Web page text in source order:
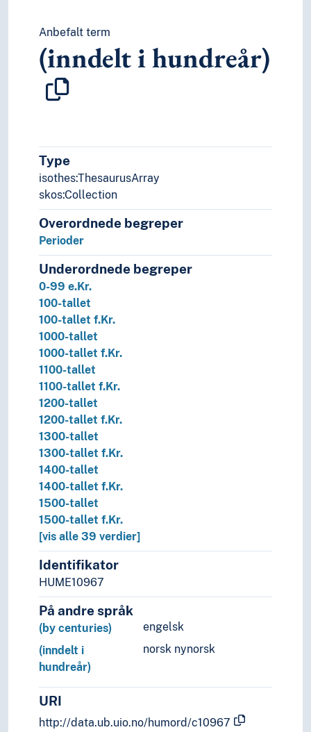
Anbefalt term
(inndelt i hundreår)
Type
isothes:ThesaurusArray
skos:Collection
Overordnede begreper
Perioder
Underordnede begreper
0-99 e.Kr.
100-tallet
100-tallet f.Kr.
1000-tallet
1000-tallet f.Kr.
1100-tallet
1100-tallet f.Kr.
1200-tallet
1200-tallet f.Kr.
1300-tallet
1300-tallet f.Kr.
1400-tallet
1400-tallet f.Kr.
1500-tallet
1500-tallet f.Kr.
[vis alle 39 verdier]
Identifikator
HUME10967
På andre språk
engelsk
(by centuries)
norsk nynorsk
(inndelt i
hundreår)
URI
http://data.ub.uio.no/humord/c10967